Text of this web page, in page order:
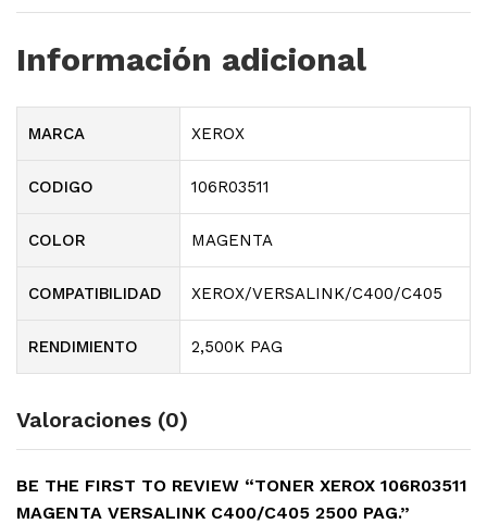
Información adicional
MARCA XEROX
CODIGO 106R03511
COLOR MAGENTA
COMPATIBILIDAD XEROX/VERSALINK/C400/C405
RENDIMIENTO 2,500K PAG
Valoraciones (0)
BE THE FIRST TO REVIEW “TONER XEROX 106R03511
MAGENTA VERSALINK C400/C405 2500 PAG.”